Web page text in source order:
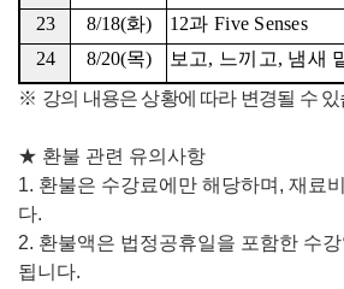
23
8/18(화) 12과 Five Senses
24
8/20(목) 보고, 느끼고, 냄새
※ 강의 내용은 상황에 따라 변경될 수
★ 환불 관련 유의사항
1. 환불은 수강료에만 해당하며 , 재료
다.
2. 환불액은 법정공휴일을 포함한 수
됩니다.